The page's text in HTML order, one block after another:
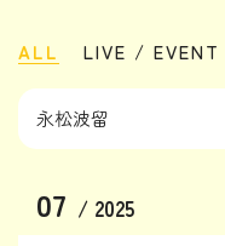
ALL LIVE / EVENT
07 / 2025